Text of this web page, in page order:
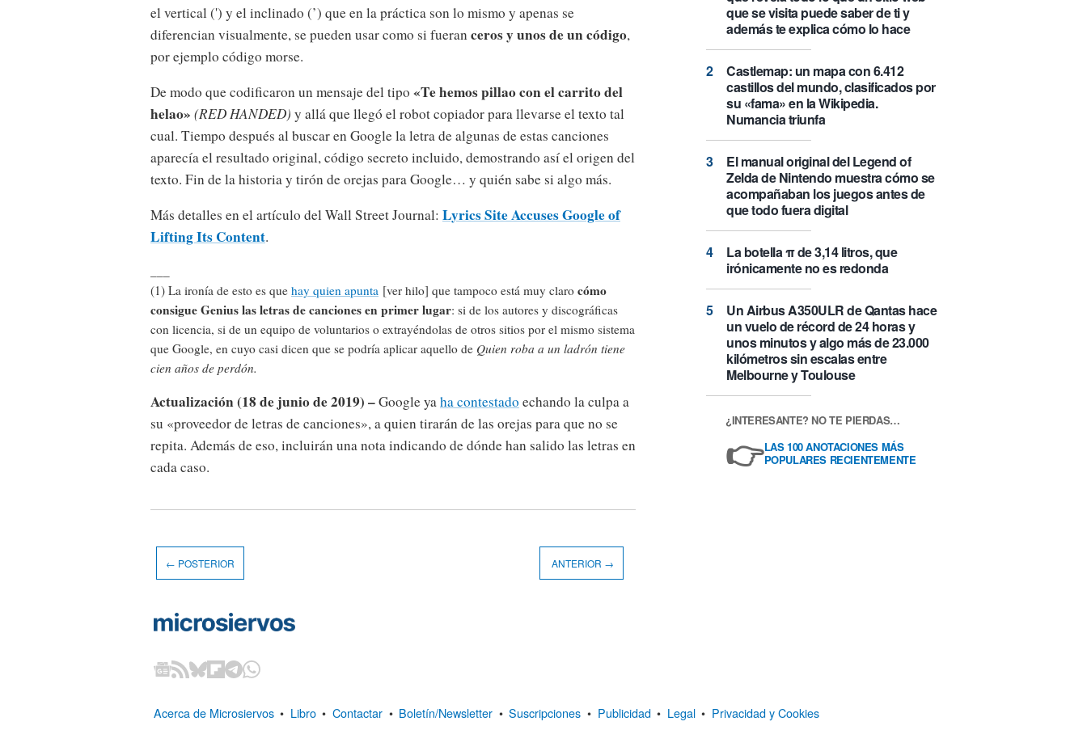
el vertical (') y el inclinado (’) que en la práctica son lo mismo y apenas se
diferencian visualmente, se pueden usar como si fueranceros y unos de un código,
por ejemplo código morse.
De modo que codificaron un mensaje del tipo «Te hemos pillao con el carrito del
helao» (RED HANDED) y allá que llegó el robot copiador para llevarse el texto tal
cual. Tiempo después al buscar en Google la letra de algunas de estas canciones
aparecía el resultado original, código secreto incluido, demostrando así el origen del
texto. Fin de la historia y tirón de orejas para Google… y quién sabe si algo más.
Más detalles en el artículo del Wall Street Journal: Lyrics Site Accuses Google of
Lifting Its Content.
(1) La ironía de esto es que hay quien apunta [ver hilo] que tampoco está muy claro cómo
consigue Genius las letras de canciones en primer lugar: si de los autores y discográficas
con licencia, si de un equipo de voluntarios o extrayéndolas de otros sitios por el mismo sistema
que Google, en cuyo casi dicen que se podría aplicar aquello de Quien roba a un ladrón tiene
cien años de perdón.
Actualización (18 de junio de 2019) –Google yaha contestado echando la culpa a
su «proveedor de letras de canciones», a quien tirarán de las orejas para que no se
repita. Además de eso, incluirán una nota indicando de dónde han salido las letras en
cada caso.
que se visita puede saber de ti y
además te explica cómo lo hace
Castlemap: un mapa con 6.412
castillos del mundo, clasificados por
su «fama» en la Wikipedia.
Numancia triunfa
El manual original del Legend of
Zelda de Nintendo muestra cómo se
acompañaban los juegos antes de
que todo fuera digital
La botella π de 3,14 litros, que
irónicamente no es redonda
Un Airbus A350ULR de Qantas hace
un vuelo de récord de 24 horas y
unos minutos y algo más de 23.000
kilómetros sin escalas entre
Melbourne y Toulouse
¿INTERESANTE? NO TE PIERDAS…
👉LAS 100 ANOTACIONES MÁS
POPULARES RECIENTEMENTE
← POSTERIOR ANTERIOR →
Acerca de Microsiervos • Libro • Contactar • Boletín/Newsletter • Suscripciones • Publicidad • Legal • Privacidad y Cookies